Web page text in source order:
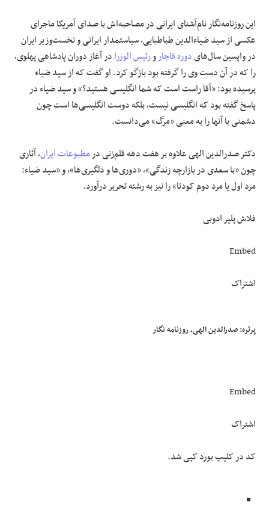
این روزنامه‌نگار نام‌آشنای ایرانی در مصاحبه‌اش با صدای آمریکا ماجرای
عکسی از سید ضیاءالدین طباطبایی، سیاستمدار ایرانی و نخست‌وزیر ایران
در واپسین سال‌هایدوره قاجارورئیس الوزرادر آغاز دوران پادشاهی پهلوی،
را که در آن دست وی را گرفته بود بازگو کرد. او گفت که از سید ضیاء
پرسیده بود: «آقا راست است که شما انگلیسی هستید؟» و سید ضیاء در
پاسخ گفته بود که انگلیسی نیست، بلکه دوست انگلیسی‌ها است چون
دشمنی با آنها را به معنی «مرگ» می‌دانست.
دکتر صدرالدین الهی علاوه بر هفت دهه قلم‌زنی درمطبوعات ایران، آثاری
چون «با سعدی در بازارچه زندگی»، «دوری‌ها و دلگیری‌ها»، و «سید ضیاء:
مرد اول یا مرد دوم کودتا» را نیز به رشته تحریر درآورد.
فلاش پلیر ادوبی
Embed
اشتراک
پرتره: صدرالدین الهی، روزنامه نگار
Embed
اشتراک
کد در کلیپ بورد کپی شد.